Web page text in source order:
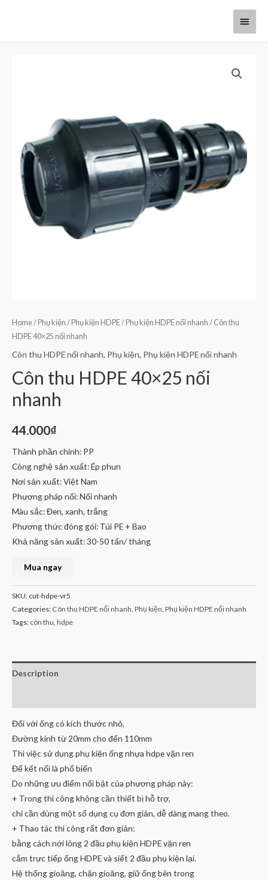
Home/ Phụ kiện / Phụ kiện HDPE/ Phụ kiện HDPE nối nhanh / Côn thu
HDPE 40×25 nối nhanh
Côn thu HDPE nối nhanh, Phụ kiện, Phụ kiện HDPE nối nhanh
Côn thu HDPE 40×25 nối
nhanh
44.000₫
Thành phần chính: PP
Công nghệ sản xuất: Ép phun
Nơi sản xuất: Việt Nam
Phương pháp nối: Nối nhanh
Màu sắc: Đen, xanh, trắng
Phương thức đóng gói: Túi PE + Bao
Khả năng sản xuất: 30-50 tấn/ tháng
Mua ngay
SKU: cut-hdpe-vr5
Categories: Côn thu HDPE nối nhanh Phụ kiện Phụ kiện HDPE nối nhanh
Tags: côn thu hdpe
Description
Đối với ống có kích thước nhỏ,
Đường kính từ 20mm cho đến 110mm
Thì việc sử dụng phụ kiện ống nhựa hdpe vặn ren
Để kết nối là phổ biến
Do những ưu điểm nổi bật của phương pháp này:
+ Trong thi công không cần thiết bị hỗ trợ,
chỉ cần dùng một số dụng cụ đơn giản, dễ dàng mang theo.
+ Thao tác thi công rất đơn giản:
bằng cách nới lỏng 2 đầu phụ kiện HDPE vặn ren
cắm trực tiếp ống HDPE và siết 2 đầu phụ kiện lại.
Hệ thống gioăng, chặn gioăng, giữ ống bên trong